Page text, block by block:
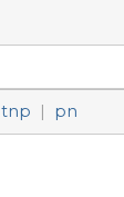
tnp | pn